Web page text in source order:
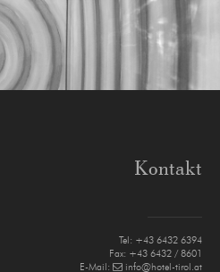
Kontakt
Tel: +43 6432 6394
Fax: +43 6432 / 8601
E-Mail:
info@hotel-tirol.at